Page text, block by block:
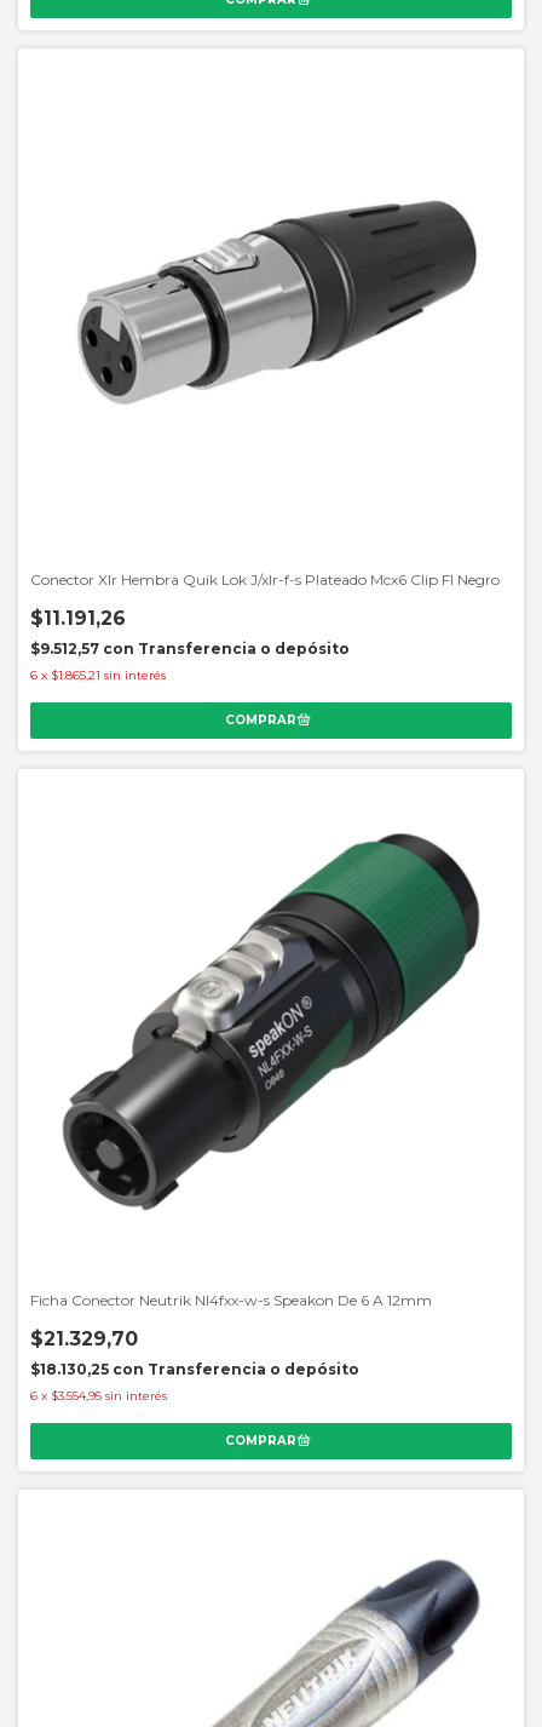
Conector Xlr Hembra Quik Lok J/xlr-f-s Plateado Mcx6 Clip Fl Negro
$11.191,26
$9.512,57 con Transferencia o depósito
6 x $1.865,21 sin interés
Ficha Conector Neutrik Nl4fxx-w-s Speakon De 6 A 12mm
$21.329,70
$18.130,25 con Transferencia o depósito
6 x $3.554,95 sin interés